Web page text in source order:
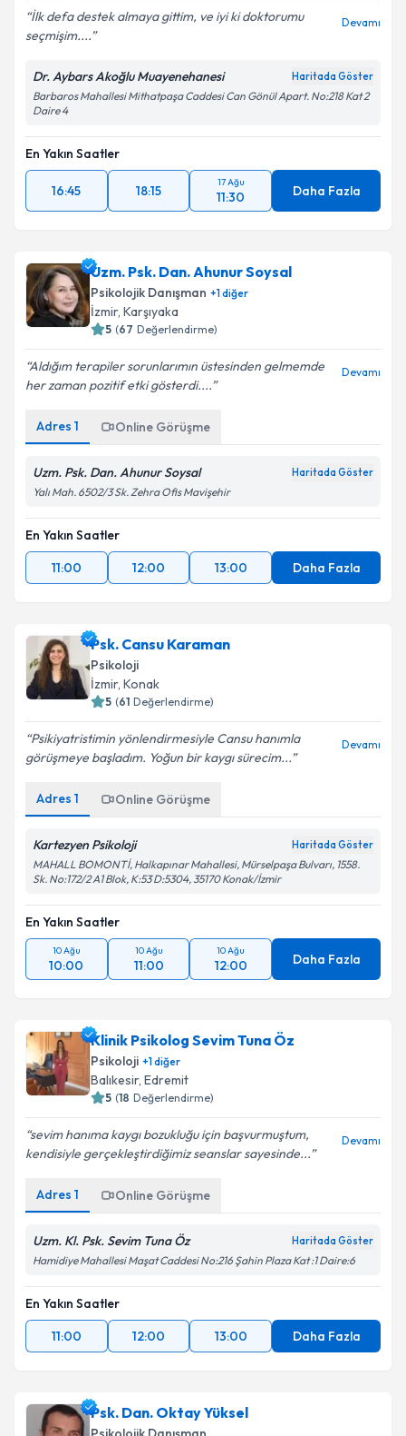
İlk defa destek almaya gittim, ve iyi ki doktorumu
seçmişim....
Devamı
Dr. Aybars Akoğlu Muayenehanesi Haritada Göster
Barbaros Mahallesi Mithatpaşa Caddesi Can Gönül Apart. No:218 Kat 2
Daire 4
En Yakın Saatler
16:45 18:15
17 Ağu
11:30 Daha Fazla
Uzm. Psk. Dan. Ahunur Soysal
Psikolojik Danışman +1diğer
İzmir, Karşıyaka
5 (67 Değerlendirme)
Aldığım terapiler sorunlarımın üstesinden gelmemde
her zaman pozitif etki gösterdi....
Devamı
Adres 1 Online Görüşme
Uzm. Psk. Dan. Ahunur Soysal Haritada Göster
Yalı Mah. 6502/3 Sk. Zehra Ofis Mavişehir
En Yakın Saatler
11:00
12:00 13:00 Daha Fazla
Psk. Cansu Karaman
Psikoloji
İzmir, Konak
5 (61 Değerlendirme)
Psikiyatristimin yönlendirmesiyle Cansu hanımla
görüşmeye başladım. Yoğun bir kaygı sürecim...
Devamı
Adres 1 Online Görüşme
Kartezyen Psikoloji Haritada Göster
MAHALL BOMONTİ, Halkapınar Mahallesi, Mürselpaşa Bulvarı, 1558.
Sk. No:172/2 A1 Blok, K:53 D:5304, 35170 Konak/İzmir
En Yakın Saatler
10 Ağu
10:00
10 Ağu
11:00
10 Ağu
12:00 Daha Fazla
Klinik Psikolog Sevim Tuna Öz
Psikoloji +1diğer
Balıkesir, Edremit
5 (18 Değerlendirme)
sevim hanıma kaygı bozukluğu için başvurmuştum,
kendisiyle gerçekleştirdiğimiz seanslar sayesinde...
Devamı
Adres 1 Online Görüşme
Uzm. Kl. Psk. Sevim Tuna Öz Haritada Göster
Hamidiye Mahallesi Maşat Caddesi No:216 Şahin Plaza Kat :1 Daire:6
En Yakın Saatler
11:00
12:00 13:00 Daha Fazla
Psk. Dan. Oktay Yüksel